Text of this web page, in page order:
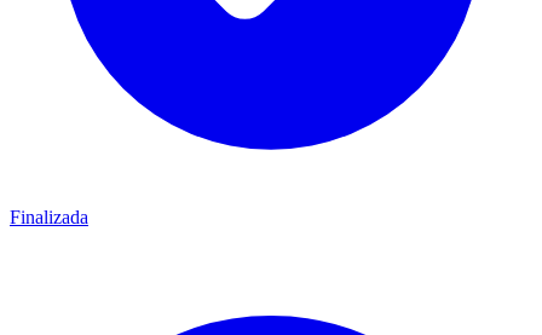
Finalizada